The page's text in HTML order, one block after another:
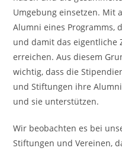
Umgebung einsetzen. Mit
Alumni eines Programms,
und damit das eigentliche
erreichen. Aus diesem
wichtig, dass die
und Stiftungen ihre
und sie unterstützen.
Wir beobachten es bei
Stiftungen und Vereinen,